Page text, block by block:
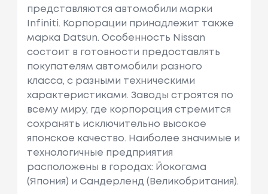
представляются автомобили марки
Infiniti. Корпорации принадлежит также
марка Datsun. Особенность Nissan
состоит в готовности предоставлять
покупателям автомобили разного
класса, с разными техническими
характеристиками. Заводы строятся по
всему миру, где корпорация стремится
сохранять исключительно высокое
японское качество. Наиболее значимые и
технологичные предприятия
расположены в городах: Йокогама
(Япония) и Сандерленд (Великобритания).